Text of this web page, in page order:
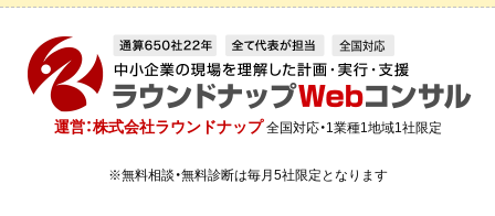
運営：株式会社ラウンドナップ 全国対応・1業種1地域1社限定
※無料相談・無料診断は毎月5社限定となります